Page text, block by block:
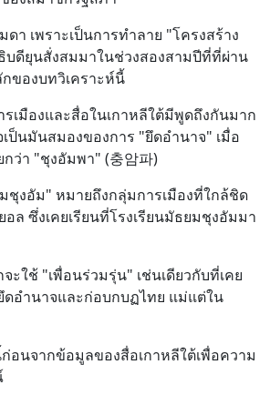
า เพราะเป็นการทำลาย "โครงสร้าง
บดียุนสั่งสมมาในช่วงสองสามปีที่ที่ผ่าน
ของบทวิเคราะห์นี้
รเมืองและสื่อในเกาหลีใต้มีพูดถึงกันมาก
ป็นมันสมองของการ "ยึดอำนาจ" เมื่อ
ว่า "ชุงอัมพา" (충암파)
งอัม" หมายถึงกลุ่มการเมืองที่ใกล้ชิด
ล ซึ่งเคยเรียนที่โรงเรียนมัธยมชุงอัมมา
ะใช้ "เพื่อนร่วมรุ่น" เช่นเดียวกับที่เคย
ดอำนาจและก่อบกบฏไทย แม่แต่ใน
อนจากข้อมูลของสื่อเกาหลีใต้เพื่อความ